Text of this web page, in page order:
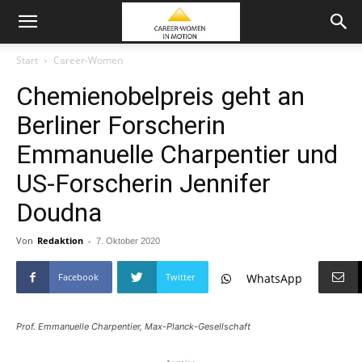
Start Career-Women
Chemienobelpreis geht an
Berliner Forscherin
Emmanuelle Charpentier und
US-Forscherin Jennifer
Doudna
Von Redaktion - 7. Oktober 2020
Facebook Twitter WhatsApp
Prof. Emmanuelle Charpentier, Max-Planck-Gesellschaft